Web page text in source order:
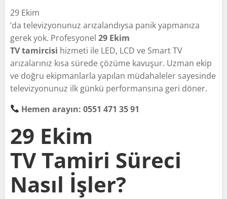
29 Ekim
’da televizyonunuz arızalandıysa panik yapmanıza
gerek yok. Profesyonel 29 Ekim
TV tamircisi hizmeti ile LED, LCD ve Smart TV
arızalarınız kısa sürede çözüme kavuşur. Uzman ekip
ve doğru ekipmanlarla yapılan müdahaleler sayesinde
televizyonunuz ilk günkü performansına geri döner.
Hemen arayın: 0551 471 35 91
29 Ekim
TV Tamiri Süreci
Nasıl İşler?